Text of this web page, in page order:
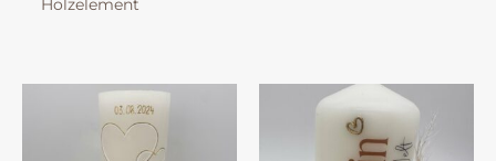
Holzelement